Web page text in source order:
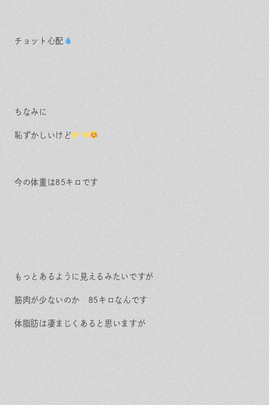
チョット心配
ちなみに
恥ずかしいけど
今の体重は85キロです
もっとあるように見えるみたいですが
筋肉が少ないのか 85キロなんです
体脂肪は凄まじくあると思いますが